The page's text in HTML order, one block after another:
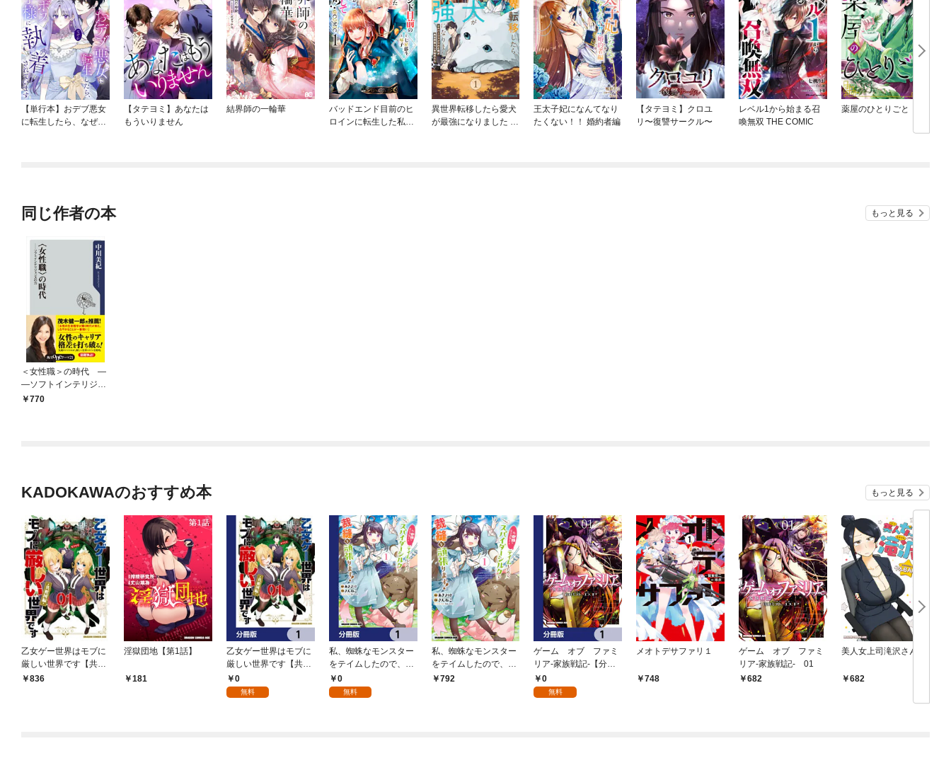
【単行本】おデブ悪女
に転生したら、なぜか
【タテヨミ】あなたは
もういりません
結界師の一輪華
バッドエンド目前のヒ
ロインに転生した私、
異世界転移したら愛犬
が最強になりました ～
王太子妃になんてなり
たくない！！ 婚約者編
【タテヨミ】クロユ
リ〜復讐サークル〜
レベル1から始まる召
喚無双 THE COMIC
薬屋のひとりごと
同じ作者の本 もっと見る
＜女性職＞の時代 ―
―ソフトインテリジェ
ンスの力
770
KADOKAWAのおすすめ本 もっと見る
乙女ゲー世界はモブに
厳しい世界です【共和
国編】 ０１
836
淫獄団地【第1話】
181
乙女ゲー世界はモブに
厳しい世界です【共和
国編】【分冊版】 1
0
無料
私、蜘蛛なモンスター
をテイムしたので、ス
パイダーシルクで裁縫
を頑張ります！【分冊
0
無料
私、蜘蛛なモンスター
をテイムしたので、ス
パイダーシルクで裁縫
792
ゲーム オブ ファミ
リア-家族戦記-【分冊
版】 1
0
無料
メオトデサファリ１
748
ゲーム オブ ファミ
リア-家族戦記- 01
682
美人女上司滝沢さん
682